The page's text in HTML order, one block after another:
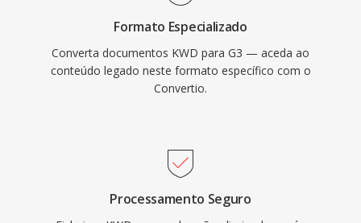
Formato Especializado
Converta documentos KWD para G3 — aceda ao
conteúdo legado neste formato específico com o
Convertio.
Processamento Seguro